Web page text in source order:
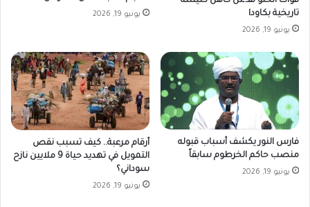
تاريخية بكاودا
يونيو 19, 2026
يونيو 19, 2026
فارس النور يكشف أسباب قبوله
منصب حاكم الخرطوم سابقاً
يونيو 19, 2026
أرقام مرعبة.. كيف تسبب نقص
التمويل في تهديد حياة 9 ملايين نازح
سوداني؟
يونيو 19, 2026